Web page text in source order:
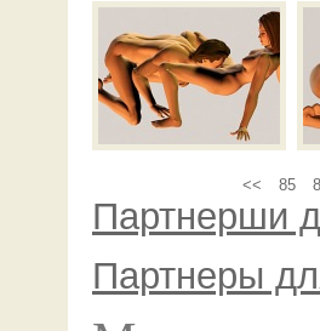
<< 85
Партнерши
Партнеры